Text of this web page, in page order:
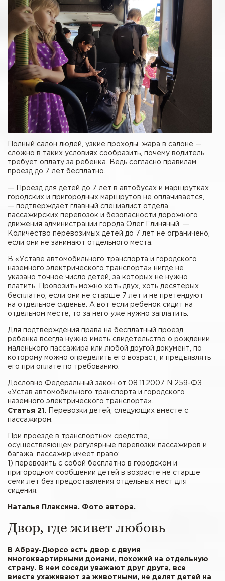
Полный салон людей, узкие проходы, жара в салоне —
сложно в таких условиях сообразить, почему водитель
требует оплату за ребенка. Ведь согласно правилам
проезд до 7 лет бесплатно.
— Проезд для детей до 7 лет в автобусах и маршрутках
городских и пригородных маршрутов не оплачивается,
— подтверждает главный специалист отдела
пассажирских перевозок и безопасности дорожного
движения администрации города Олег Глиняный. —
Количество перевозимых детей до 7 лет не ограничено,
если они не занимают отдельного места.
В «Уставе автомобильного транспорта и городского
наземного электрического транспорта» нигде не
указано точное число детей, за которых не нужно
платить. Провозить можно хоть двух, хоть десятерых
бесплатно, если они не старше 7 лет и не претендуют
на отдельное сиденье. А вот если ребенок сидит на
отдельном месте, то за него уже нужно заплатить.
Для подтверждения права на бесплатный проезд
ребенка всегда нужно иметь свидетельство о рождении
маленького пассажира или любой другой документ, по
которому можно определить его возраст, и предъявлять
его при оплате по требованию.
Дословно Федеральный закон от 08.11.2007 N 259-ФЗ
«Устав автомобильного транспорта и городского
наземного электрического транспорта».
Статья 21.
Перевозки детей, следующих вместе с
пассажиром.
При проезде в транспортном средстве,
осуществляющем регулярные перевозки пассажиров и
багажа, пассажир имеет право:
1) перевозить с собой бесплатно в городском и
пригородном сообщении детей в возрасте не старше
семи лет без предоставления отдельных мест для
сидения.
Наталья Плаксина. Фото автора.
Двор, где живет любовь
В Абрау-Дюрсо есть двор с двумя
многоквартирными домами, похожий на отдельную
страну. В нем соседи уважают друг друга, все
вместе ухаживают за животными, не делят детей на